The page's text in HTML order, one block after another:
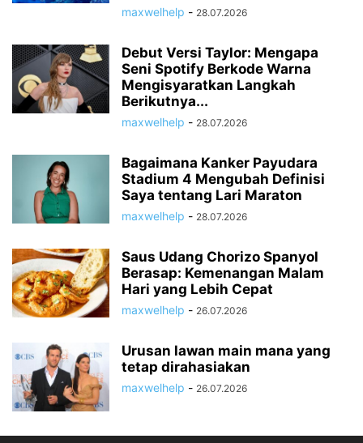
maxwelhelp - 28.07.2026
Debut Versi Taylor: Mengapa
Seni Spotify Berkode Warna
Mengisyaratkan Langkah
Berikutnya...
maxwelhelp - 28.07.2026
Bagaimana Kanker Payudara
Stadium 4 Mengubah Definisi
Saya tentang Lari Maraton
maxwelhelp - 28.07.2026
Saus Udang Chorizo Spanyol
Berasap: Kemenangan Malam
Hari yang Lebih Cepat
maxwelhelp - 26.07.2026
Urusan lawan main mana yang
tetap dirahasiakan
maxwelhelp - 26.07.2026